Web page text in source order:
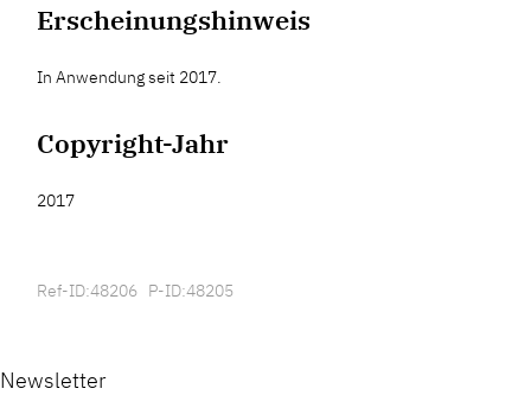
Erscheinungshinweis
In Anwendung seit 2017.
Copyright-Jahr
2017
Ref-ID:48206 P-ID:48205
Newsletter